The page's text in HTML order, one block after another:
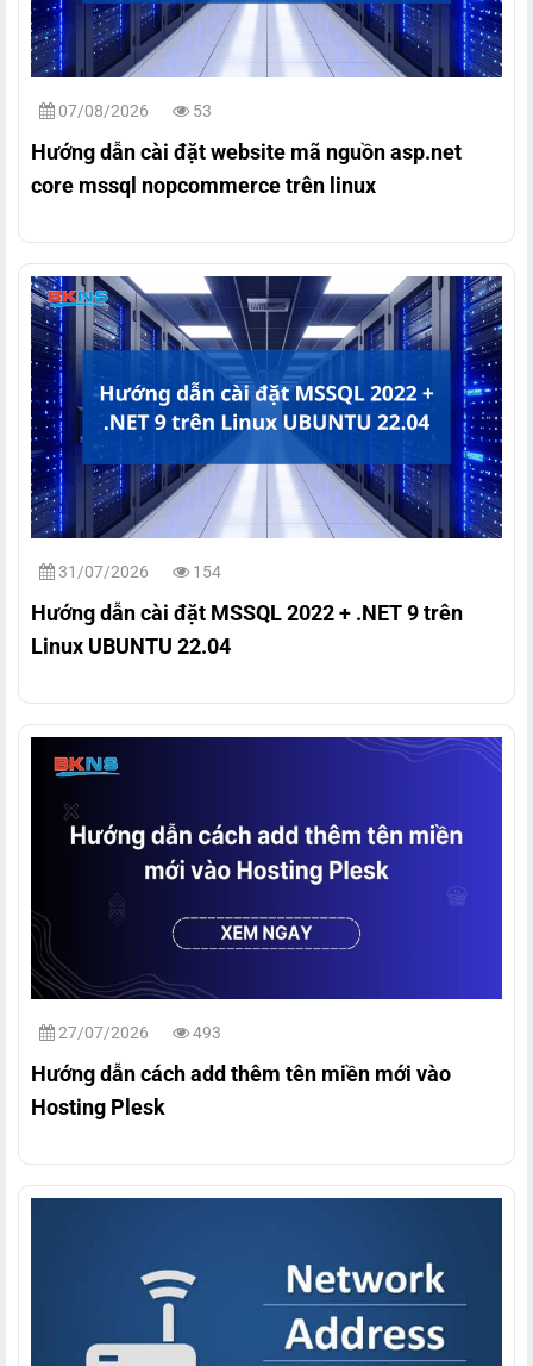
07/08/2026 53
Hướng dẫn cài đặt website mã nguồn asp.net
core mssql nopcommerce trên linux
31/07/2026 154
Hướng dẫn cài đặt MSSQL 2022 + .NET 9 trên
Linux UBUNTU 22.04
27/07/2026 493
Hướng dẫn cách add thêm tên miền mới vào
Hosting Plesk